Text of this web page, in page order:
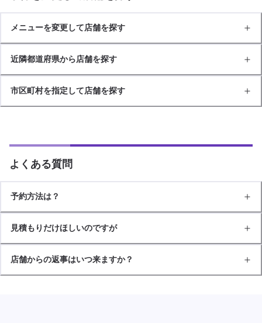
メニューを変更して店舗を探す
近隣都道府県から店舗を探す
市区町村を指定して店舗を探す
よくある質問
予約方法は？
見積もりだけほしいのですが
店舗からの返事はいつ来ますか？